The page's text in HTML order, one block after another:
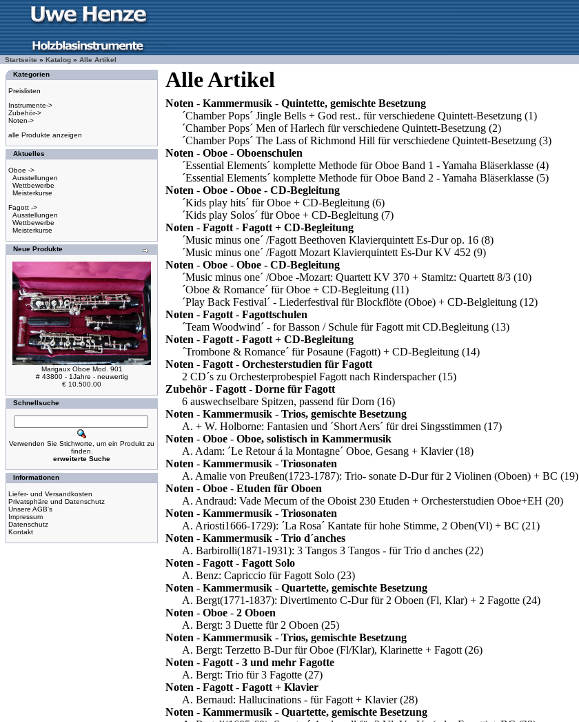
Startseite » Katalog » Alle Artikel
Kategorien
Preislisten
Instrumente->
Zubehör->
Noten->
alle Produkte anzeigen
Aktuelles
Oboe ->
Ausstellungen
Wettbewerbe
Meisterkurse
Fagott ->
Ausstellungen
Wettbewerbe
Meisterkurse
Neue Produkte
Marigaux Oboe Mod. 901
# 43800 - 1Jahre - neuwertig
€ 10.500,00
Schnellsuche
Verwenden Sie Stichworte, um ein Produkt zu
finden.
erweiterte Suche
Informationen
Liefer- und Versandkosten
Privatsphäre und Datenschutz
Unsere AGB's
Impressum
Datenschutz
Kontakt
AlleArtikel
Noten - Kammermusik - Quintette, gemischte Besetzung
´Chamber Pops´ Jingle Bells + God rest.. für verschiedene Quintett-Besetzung (1)
´Chamber Pops´ Men of Harlech für verschiedene Quintett-Besetzung (2)
´Chamber Pops´ The Lass of Richmond Hill für verschiedene Quintett-Besetzung (3)
Noten - Oboe - Oboenschulen
´Essential Elements´ komplette Methode für Oboe Band 1 - Yamaha Bläserklasse (4)
´Essential Elements´ komplette Methode für Oboe Band 2 - Yamaha Bläserklasse (5)
Noten - Oboe - Oboe - CD-Begleitung
´Kids play hits´ für Oboe + CD-Begleitung (6)
´Kids play Solos´ für Oboe + CD-Begleitung (7)
Noten - Fagott - Fagott + CD-Begleitung
´Music minus one´ /Fagott Beethoven Klavierquintett Es-Dur op. 16 (8)
´Music minus one´ /Fagott Mozart Klavierquintett Es-Dur KV 452 (9)
Noten - Oboe - Oboe - CD-Begleitung
´Music minus one´ /Oboe -Mozart: Quartett KV 370 + Stamitz: Quartett 8/3 (10)
´Oboe & Romance´ für Oboe + CD-Begleitung (11)
´Play Back Festival´ - Liederfestival für Blockflöte (Oboe) + CD-Belgleitung (12)
Noten - Fagott - Fagottschulen
´Team Woodwind´ - for Basson / Schule für Fagott mit CD.Begleitung (13)
Noten - Fagott - Fagott + CD-Begleitung
´Trombone & Romance´ für Posaune (Fagott) + CD-Begleitung (14)
Noten - Fagott - Orchesterstudien für Fagott
2 CD´s zu Orchesterprobespiel Fagott nach Rinderspacher(15)
Zubehör - Fagott - Dorne für Fagott
6 auswechselbare Spitzen, passend für Dorn (16)
Noten - Kammermusik - Trios, gemischte Besetzung
A. + W. Holborne: Fantasien und ´Short Aers´ für drei Singsstimmen (17)
Noten - Oboe - Oboe, solistisch in Kammermusik
A. Adam: ´Le Retour á la Montagne´ Oboe, Gesang + Klavier(18)
Noten - Kammermusik - Triosonaten
A. Amalie von Preußen(1723-1787): Trio- sonate D-Dur für 2 Violinen (Oboen) + BC (19)
Noten - Oboe - Etuden für Oboen
A. Andraud: Vade Mecum of the Oboist 230 Etuden + Orchesterstudien Oboe+EH (20)
Noten - Kammermusik - Triosonaten
A. Ariosti1666-1729): ´La Rosa´ Kantate für hohe Stimme, 2 Oben(Vl) + BC (21)
Noten - Kammermusik - Trio d´anches
A. Barbirolli(1871-1931): 3 Tangos 3 Tangos - für Trio d anches (22)
Noten - Fagott - Fagott Solo
A. Benz: Capriccio für Fagott Solo (23)
Noten - Kammermusik - Quartette, gemischte Besetzung
A. Bergt(1771-1837): Divertimento C-Dur für 2 Oboen (Fl, Klar) + 2 Fagotte (24)
Noten - Oboe - 2 Oboen
A. Bergt: 3 Duette für 2 Oboen (25)
Noten - Kammermusik - Trios, gemischte Besetzung
A. Bergt: Terzetto B-Dur für Oboe (Fl/Klar), Klarinette + Fagott (26)
Noten - Fagott - 3 und mehr Fagotte
A. Bergt: Trio für 3 Fagotte (27)
Noten - Fagott - Fagott + Klavier
A. Bernaud: Hallucinations - für Fagott + Klavier(28)
Noten - Kammermusik - Quartette, gemischte Besetzung